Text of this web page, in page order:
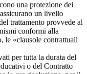
una protezione dei
un livello
trattamento provvede al
conformi alla
le «clausole contrattuali
per tutta la durata del
o del Contratto